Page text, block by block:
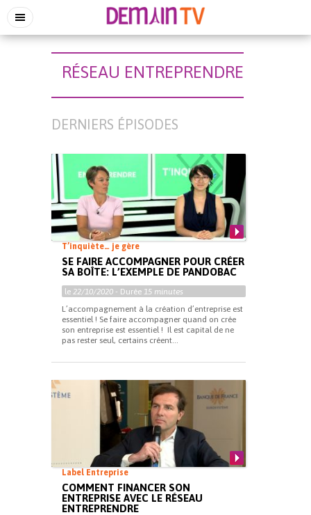
RÉSEAU ENTREPRENDRE
DERNIERS ÉPISODES
T’inquiète… je gère
SE FAIRE ACCOMPAGNER POUR CRÉER
SA BOÎTE: L’EXEMPLE DE PANDOBAC
le 22/10/2020 - Durée 15 minutes
L’accompagnement à la création d’entreprise est
essentiel ! Se faire accompagner quand on crée
son entreprise est essentiel ! Il est capital de ne
pas rester seul, certains créent...
Label Entreprise
COMMENT FINANCER SON
ENTREPRISE AVEC LE RÉSEAU
ENTREPRENDRE